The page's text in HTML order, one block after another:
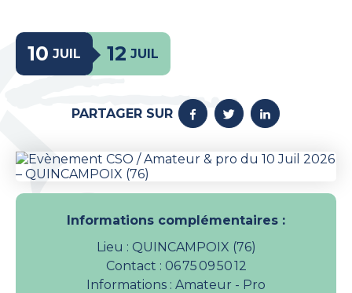
10 JUIL 12 JUIL
PARTAGER SUR
Informations complémentaires :
Lieu : QUINCAMPOIX (76)
Contact : 06 75 09 50 12
Informations : Amateur - Pro